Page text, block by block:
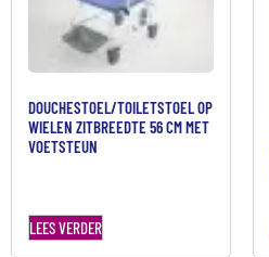
DOUCHESTOEL/TOILETSTOEL OP
WIELEN ZITBREEDTE 56 CM MET
VOETSTEUN
LEES VERDER